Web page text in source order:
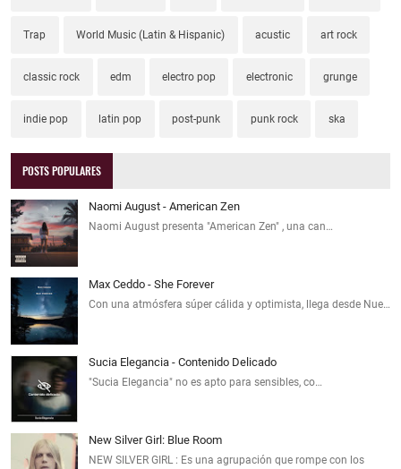
Trap World Music (Latin & Hispanic) acustic art rock
classic rock edm electro pop electronic grunge
indie pop latin pop post-punk punk rock ska
POSTS POPULARES
Naomi August - American Zen
Naomi August presenta "American Zen" , una can…
Max Ceddo - She Forever
Con una atmósfera súper cálida y optimista, llega desde Nue…
Sucia Elegancia - Contenido Delicado
"Sucia Elegancia" no es apto para sensibles, co…
New Silver Girl: Blue Room
NEW SILVER GIRL : Es una agrupación que rompe con los